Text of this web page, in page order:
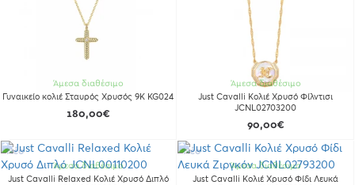
Άμεσα διαθέσιμο
Γυναικείο κολιέ Σταυρός Χρυσός 9Κ KG024
180,00€
Άμεσα διαθέσιμο
Just Cavalli Κολιέ Χρυσό Φίλντισι
JCNL02703200
90,00€
Νέο
Άμεσα διαθέσιμο
Just Cavalli Relaxed Κολιέ Χρυσό Διπλό
Νέο
Άμεσα διαθέσιμο
Just Cavalli Κολιέ Χρυσό Φίδι Λευκά